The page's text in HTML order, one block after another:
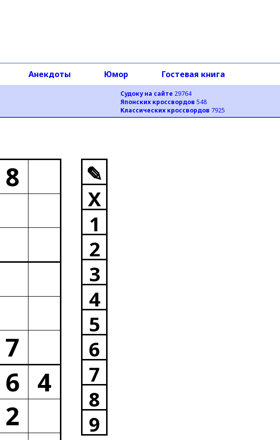
Судоку на сайте 29764
Японских кроссвордов 548
Классических кроссвордов 7925
Анекдоты Юмор Гостевая книга
8
7
6 4
2
✎
X
1
2
3
4
5
6
7
8
9